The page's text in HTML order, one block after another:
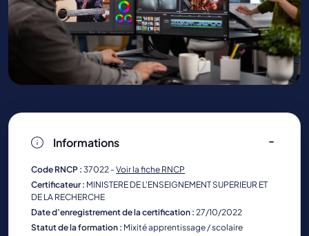
Informations
Code RNCP : 37022 - Voir la fiche RNCP
Certificateur : MINISTERE DE L'ENSEIGNEMENT SUPERIEUR ET
DE LA RECHERCHE
Date d’enregistrement de la certification : 27/10/2022
Statut de la formation : Mixité apprentissage / scolaire